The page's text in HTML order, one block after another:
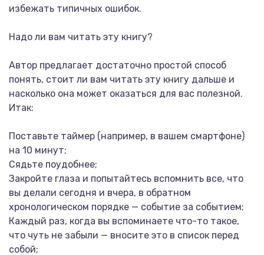
избежать типичных ошибок.
Надо ли вам читать эту книгу?
Автор предлагает достаточно простой способ
понять, стоит ли вам читать эту книгу дальше и
насколько она может оказаться для вас полезной.
Итак:
Поставьте таймер (например, в вашем смартфоне)
на 10 минут;
Сядьте поудобнее;
Закройте глаза и попытайтесь вспомнить все, что
вы делали сегодня и вчера, в обратном
хронологическом порядке — событие за событием;
Каждый раз, когда вы вспоминаете что-то такое,
что чуть не забыли — вносите это в список перед
собой;